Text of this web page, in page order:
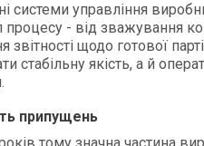
системи управління
процесу - від зважування
звітності щодо готової
стабільну якість, а й
припущень